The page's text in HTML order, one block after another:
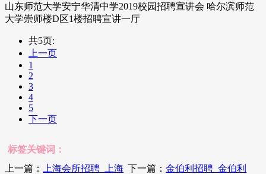
山东师范大学安宁华清中学2019校园招聘宣讲会 哈尔滨师范
大学崇师楼D区1楼招聘宣讲一厅
共5页:
上一页
1
2
3
4
5
下一页
标签关键词：
上一篇：
上海会所招聘_上海 下一篇：金伯利招聘_金伯利